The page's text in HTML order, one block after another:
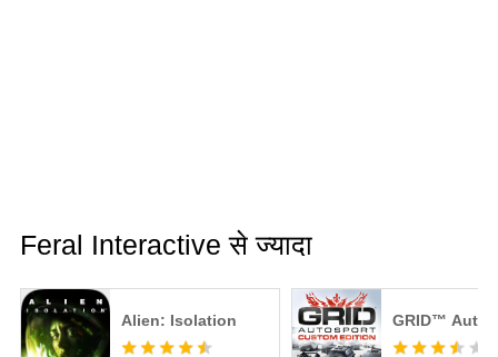
Feral Interactive से ज्यादा
Alien: Isolation GRID™